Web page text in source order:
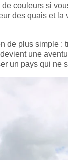
couleurs si
des quais et
de plus simple :
une
un pays qui ne